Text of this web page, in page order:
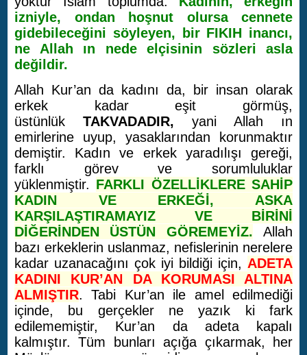
izniyle, ondan hoşnut olursa cennete
gidebileceğini söyleyen, bir FIKIH inancı,
ne Allah ın nede elçisinin sözleri asla
değildir.
Allah Kur’an da kadını da, bir insan olarak
erkek kadar eşit görmüş,
üstünlük TAKVADADIR, yani Allah ın
emirlerine uyup, yasaklarından korunmaktır
demiştir. Kadın ve erkek yaradılışı gereği,
farklı görev ve sorumluluklar
yüklenmiştir. FARKLI ÖZELLİKLERE SAHİP
KADIN VE ERKEĞİ, ASKA
KARŞILAŞTIRAMAYIZ VE BİRİNİ
DİĞERİNDEN ÜSTÜN GÖREMEYİZ. Allah
bazı erkeklerin uslanmaz, nefislerinin nerelere
kadar uzanacağını çok iyi bildiği için, ADETA
KADINI KUR’AN DA KORUMASI ALTINA
ALMIŞTIR. Tabi Kur’an ile amel edilmediği
içinde, bu gerçekler ne yazık ki fark
edilememiştir, Kur’an da adeta kapalı
kalmıştır. Tüm bunları açığa çıkarmak, her